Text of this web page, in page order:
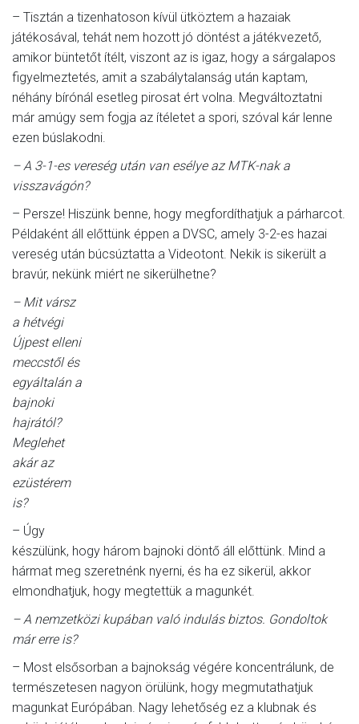
– Tisztán a tizenhatoson kívül ütköztem a hazaiak
játékosával, tehát nem hozott jó döntést a játékvezető,
amikor büntetőt ítélt, viszont az is igaz, hogy a sárgalapos
figyelmeztetés, amit a szabálytalanság után kaptam,
néhány bírónál esetleg pirosat ért volna. Megváltoztatni
már amúgy sem fogja az ítéletet a spori, szóval kár lenne
ezen búslakodni.
– A 3-1-es vereség után van esélye az MTK-nak a
visszavágón?
– Persze! Hiszünk benne, hogy megfordíthatjuk a párharcot.
Példaként áll előttünk éppen a DVSC, amely 3-2-es hazai
vereség után búcsúztatta a Videotont. Nekik is sikerült a
bravúr, nekünk miért ne sikerülhetne?
– Mit vársz
a hétvégi
Újpest elleni
meccstől és
egyáltalán a
bajnoki
hajrától?
Meglehet
akár az
ezüstérem
is?
– Úgy
készülünk, hogy három bajnoki döntő áll előttünk. Mind a
hármat meg szeretnénk nyerni, és ha ez sikerül, akkor
elmondhatjuk, hogy megtettük a magunkét.
– A nemzetközi kupában való indulás biztos. Gondoltok
már erre is?
– Most elsősorban a bajnokság végére koncentrálunk, de
természetesen nagyon örülünk, hogy megmutathatjuk
magunkat Európában. Nagy lehetőség ez a klubnak és